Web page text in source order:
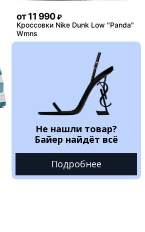
от 11 990 ₽
Кроссовки Nike Dunk Low "Panda"
Wmns
Не нашли товар?
Байер найдёт всё
Подробнее